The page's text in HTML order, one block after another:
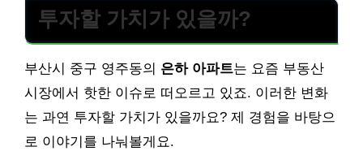
투자할 가치가 있을까?
부산시 중구 영주동의 은하 아파트는 요즘 부동산
시장에서 핫한 이슈로 떠오르고 있죠. 이러한 변화
는 과연 투자할 가치가 있을까요? 제 경험을 바탕으
로 이야기를 나눠볼게요.